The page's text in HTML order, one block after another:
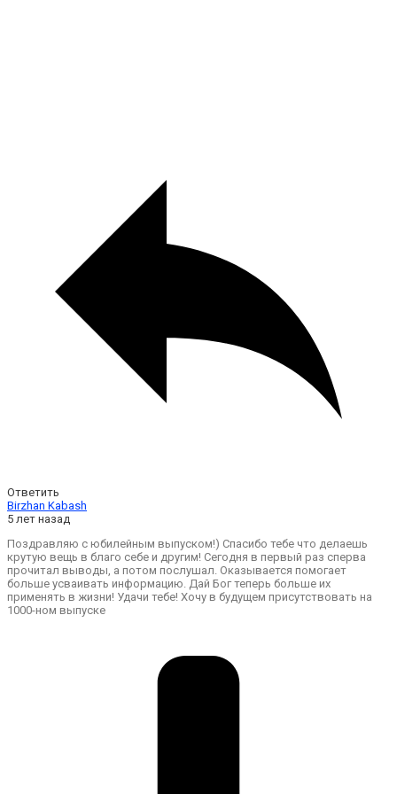
Ответить
Birzhan Kabash
5 лет назад
Поздравляю с юбилейным выпуском!) Спасибо тебе что делаешь
крутую вещь в благо себе и другим! Сегодня в первый раз сперва
прочитал выводы, а потом послушал. Оказывается помогает
больше усваивать информацию. Дай Бог теперь больше их
применять в жизни! Удачи тебе! Хочу в будущем присутствовать на
1000-ном выпуске